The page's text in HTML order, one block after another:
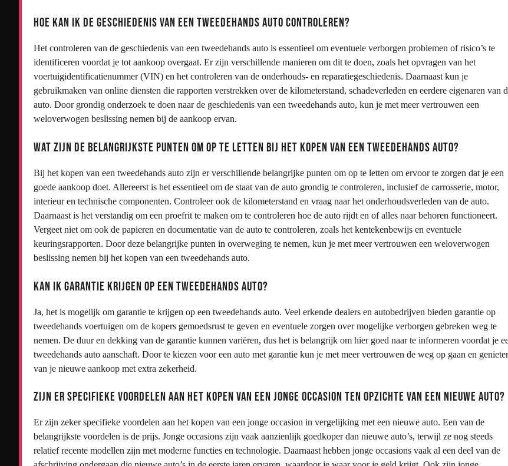
Hoe kan ik de geschiedenis van een tweedehands auto controleren?
Het controleren van de geschiedenis van een tweedehands auto is essentieel om eventuele verborgen problemen of risico’s te
identificeren voordat je tot aankoop overgaat. Er zijn verschillende manieren om dit te doen, zoals het opvragen van het
voertuigidentificatienummer (VIN) en het controleren van de onderhouds- en reparatiegeschiedenis. Daarnaast kun je
gebruikmaken van online diensten die rapporten verstrekken over de kilometerstand, schadeverleden en eerdere eigenaren van
auto. Door grondig onderzoek te doen naar de geschiedenis van een tweedehands auto, kun je met meer vertrouwen een
weloverwogen beslissing nemen bij de aankoop ervan.
Wat zijn de belangrijkste punten om op te letten bij het kopen van een tweedehands auto?
Bij het kopen van een tweedehands auto zijn er verschillende belangrijke punten om op te letten om ervoor te zorgen dat je een
goede aankoop doet. Allereerst is het essentieel om de staat van de auto grondig te controleren, inclusief de carrosserie, motor,
interieur en technische componenten. Controleer ook de kilometerstand en vraag naar het onderhoudsverleden van de auto.
Daarnaast is het verstandig om een proefrit te maken om te controleren hoe de auto rijdt en of alles naar behoren functioneert.
Vergeet niet om ook de papieren en documentatie van de auto te controleren, zoals het kentekenbewijs en eventuele
keuringsrapporten. Door deze belangrijke punten in overweging te nemen, kun je met meer vertrouwen een weloverwogen
beslissing nemen bij het kopen van een tweedehands auto.
Kan ik garantie krijgen op een tweedehands auto?
Ja, het is mogelijk om garantie te krijgen op een tweedehands auto. Veel erkende dealers en autobedrijven bieden garantie op
tweedehands voertuigen om de kopers gemoedsrust te geven en eventuele zorgen over mogelijke verborgen gebreken weg te
nemen. De duur en dekking van de garantie kunnen variëren, dus het is belangrijk om hier goed naar te informeren voordat je
tweedehands auto aanschaft. Door te kiezen voor een auto met garantie kun je met meer vertrouwen de weg op gaan en
van je nieuwe aankoop met extra zekerheid.
Zijn er specifieke voordelen aan het kopen van een jonge occasion ten opzichte van een nieuwe auto?
Er zijn zeker specifieke voordelen aan het kopen van een jonge occasion in vergelijking met een nieuwe auto. Een van de
belangrijkste voordelen is de prijs. Jonge occasions zijn vaak aanzienlijk goedkoper dan nieuwe auto’s, terwijl ze nog steeds
relatief recente modellen zijn met moderne functies en technologie. Daarnaast hebben jonge occasions vaak al een deel van de